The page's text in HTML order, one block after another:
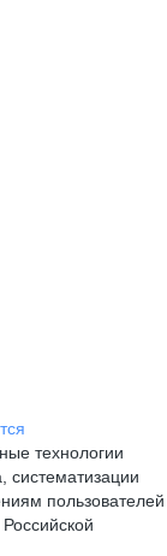
технологии
систематизации
пользователей